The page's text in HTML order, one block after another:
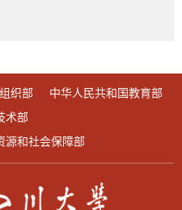
织部
中华人民共和国教育部
术部
源和社会保障部